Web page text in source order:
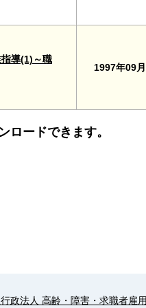
導(1)～職
1997年09月
ードできます。
政法人 高齢・障害・求職者雇